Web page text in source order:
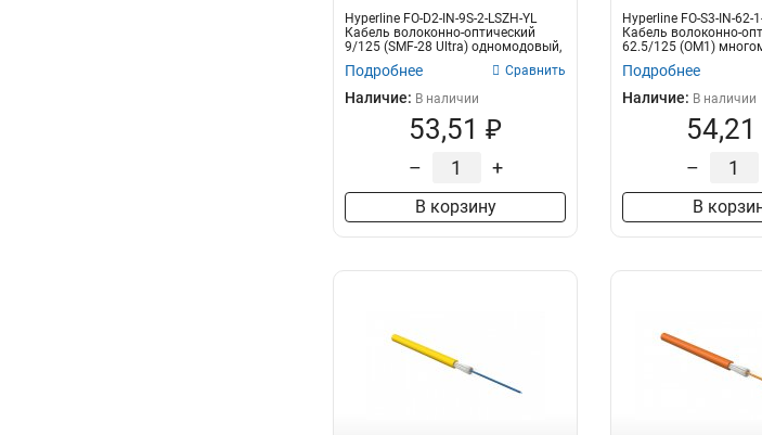
Hyperline FO-D2-IN-9S-2-LSZH-YL
Кабель волоконно-оптический
9/125 (SMF-28 Ultra) одномодовый,
Подробнее Сравнить
Наличие: В наличии
53,51 ₽
– +
В корзину
Hyperline FO-S3-IN-62-
Кабель волоконно-
62.5/125 (OM1)
Подробнее
Наличие: В наличии
54,21
–
В